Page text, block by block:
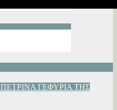
ΠΕΤΡΙΝΑ ΓΕΦΥΡΙΑ ΤΗΣ